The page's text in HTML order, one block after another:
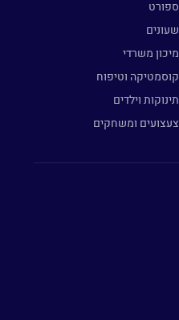
ספורט
שעונים
מיכון משרדי
קוסמטיקה וטיפוח
תינוקות וילדים
צעצועים ומשחקים